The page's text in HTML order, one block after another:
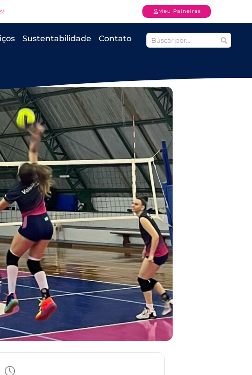
Meu Paineiras
Sustentabilidade Contato